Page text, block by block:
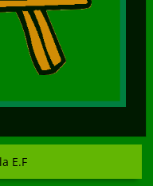
E.F